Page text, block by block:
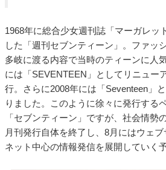
1968年に総合少女週刊誌「マーガレッ
した「週刊セブンティーン」。ファッ
多岐に渡る内容で当時のティーンに人
には「SEVENTEEN」としてリニュー
行。さらに2008年には「Seventeen」
りました。このように徐々に発行する
「セブンティーン」ですが、社会情勢
月刊発行自体を終了し、8月にはウェブ
ネット中心の情報発信を展開していく